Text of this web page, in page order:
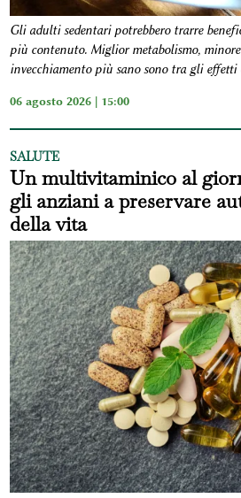
Gli adulti sedentari potrebbero trarre
più contenuto. Miglior metabolismo,
invecchiamento più sano sono tra gli effetti
06 agosto 2026 | 15:00
SALUTE
Un multivitaminico al
gli anziani a preservare
della vita